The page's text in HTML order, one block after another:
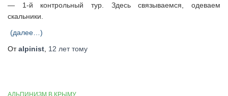
— 1-й контрольный тур. Здесь связываемся, одеваем
скальники.
(далее…)
Отalpinist 12 леттому
АЛЬПИНИЗМ В КРЫМУ